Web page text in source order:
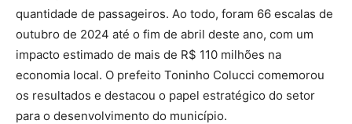
quantidade de passageiros. Ao todo, foram 66 escalas de
outubro de 2024 até o fim de abril deste ano, com um
impacto estimado de mais de R$ 110 milhões na
economia local. O prefeito Toninho Colucci comemorou
os resultados e destacou o papel estratégico do setor
para o desenvolvimento do município.